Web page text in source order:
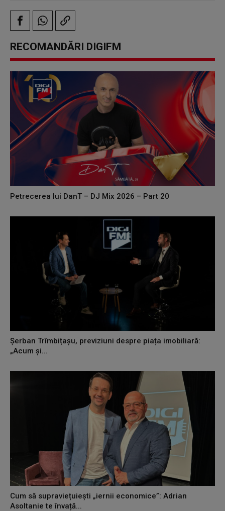
RECOMANDĂRI DIGIFM
Petrecerea lui DanT – DJ Mix 2026 – Part 20
Șerban Trîmbițașu, previziuni despre piața imobiliară:
„Acum și...
Cum să supraviețuiești „iernii economice”: Adrian
Asoltanie te învață...